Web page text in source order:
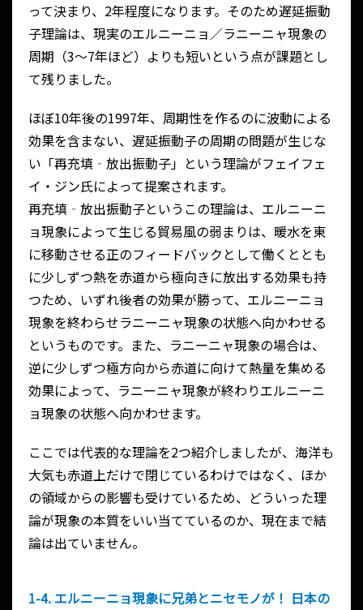
って決まり、2年程度になります。そのため遅延振動
子理論は、現実のエルニーニョ／ラニーニャ現象の
周期（3～7年ほど）よりも短いという点が課題とし
て残りました。
ほぼ10年後の1997年、周期性を作るのに波動による
効果を含まない、遅延振動子の周期の問題が生じな
い「再充填‐放出振動子」という理論がフェイフェ
イ・ジン氏によって提案されます。
再充填‐放出振動子というこの理論は、エルニーニ
ョ現象によって生じる貿易風の弱まりは、暖水を東
に移動させる正のフィードバックとして働くととも
に少しずつ熱を赤道から極向きに放出する効果も持
つため、いずれ後者の効果が勝って、エルニーニョ
現象を終わらせラニーニャ現象の状態へ向かわせる
というものです。また、ラニーニャ現象の場合は、
逆に少しずつ極方向から赤道に向けて熱量を集める
効果によって、ラニーニャ現象が終わりエルニーニ
ョ現象の状態へ向かわせます。
ここでは代表的な理論を2つ紹介しましたが、海洋も
大気も赤道上だけで閉じているわけではなく、ほか
の領域からの影響も受けているため、どういった理
論が現象の本質をいい当てているのか、現在まで結
論は出ていません。
1-4. エルニーニョ現象に兄弟とニセモノが！ 日本の